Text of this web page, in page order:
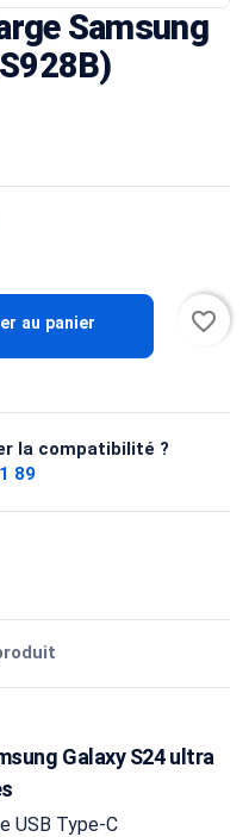
Samsung
au panier favorite_border
la compatibilité ?
89
Galaxy S24 ultra
USB Type-C